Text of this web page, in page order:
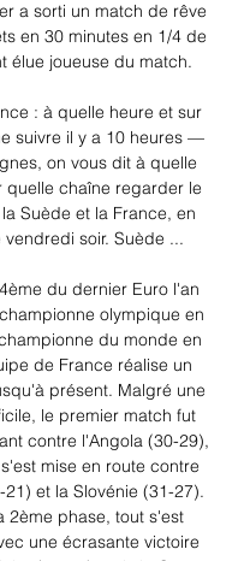
a sorti un match de rêve
en 30 minutes en 1/4 de
élue joueuse du match.
: à quelle heure et sur
suivre il y a 10 heures —
on vous dit à quelle
quelle chaîne regarder le
Suède et la France, en
soir. Suède ...
du dernier Euro l'an
olympique en
du monde en
de France réalise un
présent. Malgré une
le premier match fut
contre l'Angola (30-29),
mise en route contre
et la Slovénie (31-27).
2ème phase, tout s'est
une écrasante victoire